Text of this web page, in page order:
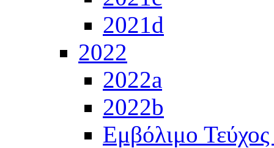
2021d
2022
2022a
2022b
Εμβόλιμο